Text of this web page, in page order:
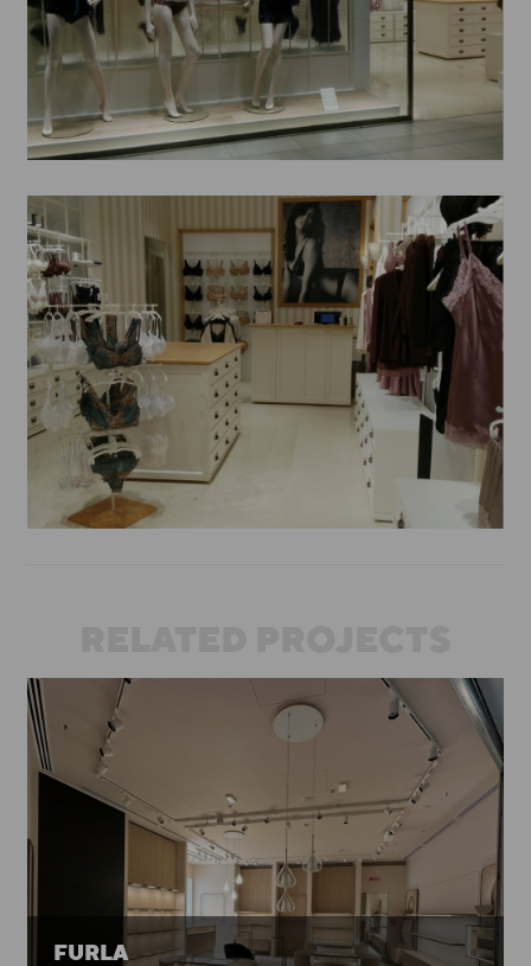
FURLA